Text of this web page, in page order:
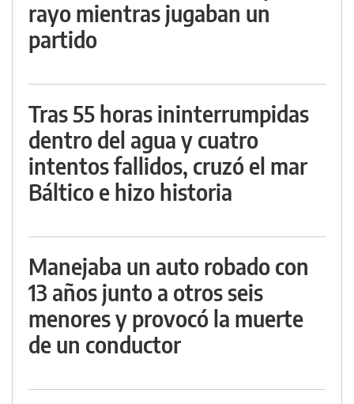
rayo mientras jugaban un
partido
Tras 55 horas ininterrumpidas
dentro del agua y cuatro
intentos fallidos, cruzó el mar
Báltico e hizo historia
Manejaba un auto robado con
13 años junto a otros seis
menores y provocó la muerte
de un conductor